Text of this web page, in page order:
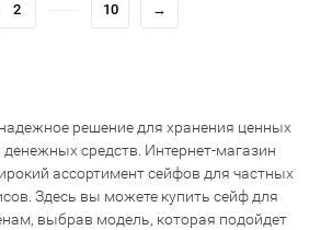
2 10 →
решение для хранения ценных
средств. Интернет-магазин
ассортимент сейфов для частных
Здесь вы можете купить сейф для
выбрав модель, которая подойдет